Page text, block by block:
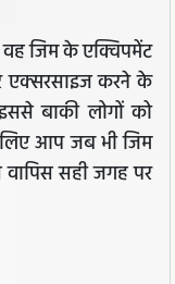
जिम के एक्विपमेंट
करने के
बाकी लोगों को
आप जब भी जिम
सही जगह पर